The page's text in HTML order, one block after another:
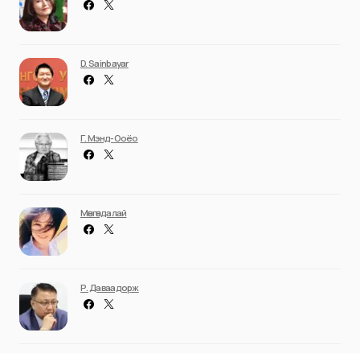
D. Sainbayar
Г. Мэнд-Ооёо
Мөнгөндалай
Р. Даваадорж